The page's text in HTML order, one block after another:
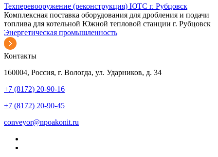
Техперевооружение (реконструкция) ЮТС г. Рубцовск
Комплексная поставка оборудования для дробления и подачи
топлива для котельной Южной тепловой станции г. Рубцовск
Энергетическая промышленность
Контакты
160004, Россия, г. Вологда, ул. Ударников, д. 34
+7 (8172) 20-90-16
+7 (8172) 20-90-45
conveyor@npoakonit.ru